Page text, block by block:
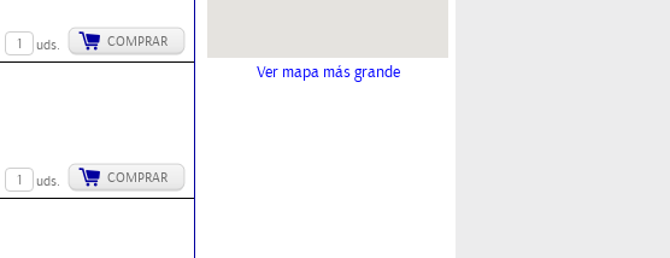
uds. COMPRAR
uds. COMPRAR
Ver mapa más grande